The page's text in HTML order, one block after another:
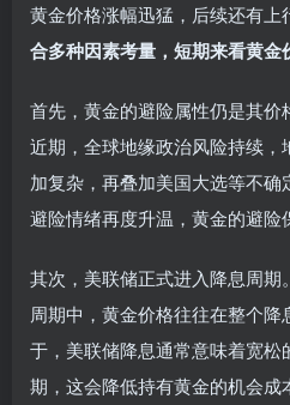
黄金价格涨幅迅猛，后续还有上
合多种因素考量，短期来看黄金
首先，黄金的避险属性仍是其价
近期，全球地缘政治风险持续
加复杂，再叠加美国大选等不
避险情绪再度升温，黄金的避险
其次，美联储正式进入降息周
周期中，黄金价格往往在整个
于，美联储降息通常意味着宽松
期，这会降低持有黄金的机会